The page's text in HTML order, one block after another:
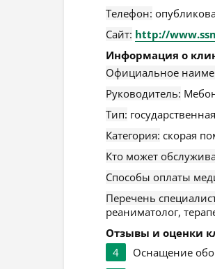
Телефон:
Сайт: http://
Информация о
Официальное
Руководитель:
Тип:
Категория: скорая
Кто может
Способы оплаты
Перечень
реаниматолог,
Отзывы и оценки
4
Оснащение